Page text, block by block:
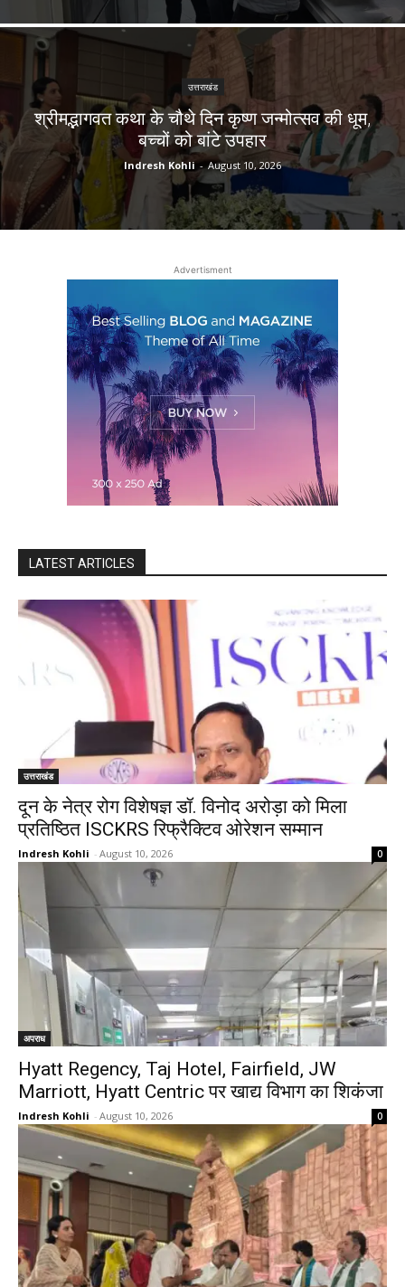
उत्तराखंड
श्रीमद्भागवत कथा के चौथे दिन कृष्ण जन्मोत्सव की धूम,
बच्चों को बांटे उपहार
Indresh Kohli - August 10, 2026
Advertisment
LATEST ARTICLES
उत्तराखंड
दून के नेत्र रोग विशेषज्ञ डॉ. विनोद अरोड़ा को मिला
प्रतिष्ठित ISCKRS रिफ्रैक्टिव ओरेशन सम्मान
Indresh Kohli - August 10, 2026 0
अपराध
Hyatt Regency, Taj Hotel, Fairfield, JW
Marriott, Hyatt Centric पर खाद्य विभाग का शिकंजा
Indresh Kohli - August 10, 2026 0